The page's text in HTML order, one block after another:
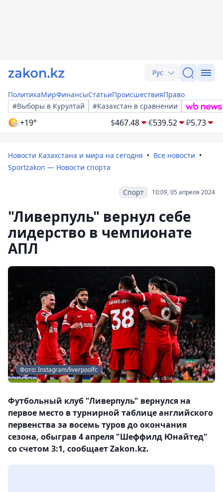
Рус
ПолитикаМирФинансыСтатьиПроисшествияПраво
#Выборы в Курултай
#Казахстан в сравнении
+19° $467.48 €539.52 ₽5.73
Новости Казахстана и мира на сегодня
Все новости
Sportzakon — Новости спорта
10:09, 05 апреля 2024
Спорт
"Ливерпуль" вернул себе
лидерство в чемпионате
АПЛ
Фото: Instagram/liverpoolfc
Футбольный клуб "Ливерпуль" вернулся на
первое место в турнирной таблице английского
первенства за восемь туров до окончания
сезона, обыграв 4 апреля "Шеффилд Юнайтед"
со счетом 3:1, сообщает Zakon.kz.